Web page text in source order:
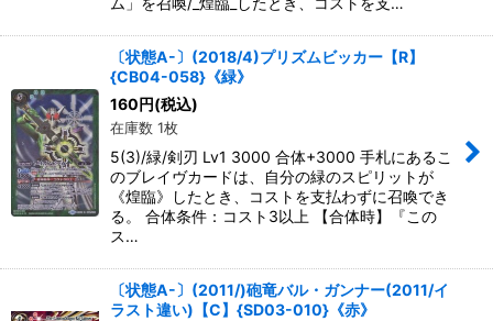
〔状態A-〕(2018/4)プリズムビッカー【R】
{CB04-058}《緑》
160 円(税込)
在庫数 1枚
5(3)/緑/剣刃 Lv1 3000 合体+3000 手札にあるこ
のブレイヴカードは、自分の緑のスピリットが
《煌臨》したとき、コストを支払わずに召喚でき
る。 合体条件：コスト3以上 【合体時】『この
ス…
〔状態A-〕(2011/)砲竜バル・ガンナー(2011/イ
ラスト違い)【C】{SD03-010}《赤》